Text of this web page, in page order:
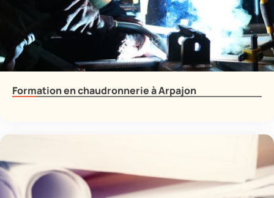
Formation en chaudronnerie à Arpajon